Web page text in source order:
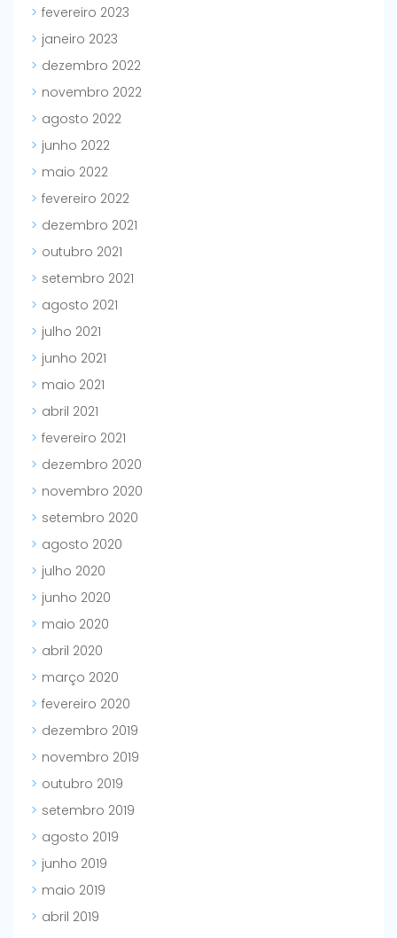
fevereiro 2023
janeiro 2023
dezembro 2022
novembro 2022
agosto 2022
junho 2022
maio 2022
fevereiro 2022
dezembro 2021
outubro 2021
setembro 2021
agosto 2021
julho 2021
junho 2021
maio 2021
abril 2021
fevereiro 2021
dezembro 2020
novembro 2020
setembro 2020
agosto 2020
julho 2020
junho 2020
maio 2020
abril 2020
março 2020
fevereiro 2020
dezembro 2019
novembro 2019
outubro 2019
setembro 2019
agosto 2019
junho 2019
maio 2019
abril 2019